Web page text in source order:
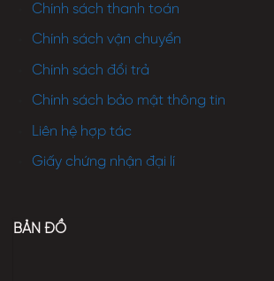
Chính sách thanh toán
Chính sách vận chuyển
Chính sách đổi trả
Chính sách bảo mật thông tin
Liên hệ hợp tác
Giấy chứng nhận đại lí
BẢN ĐỒ